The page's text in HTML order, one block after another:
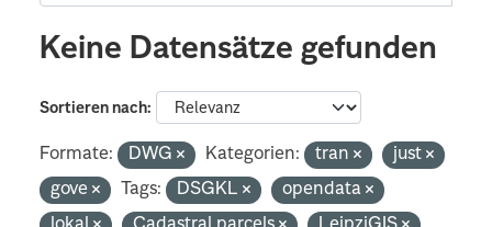
Keine Datensätze gefunden
Sortieren nach
Formate: DWG Kategorien: tran
just
gove
Tags: DSGKL
opendata